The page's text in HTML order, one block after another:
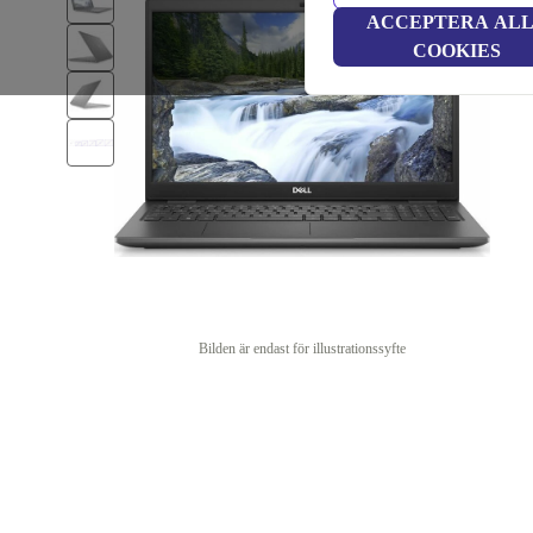
ACCEPTERA
COOKIES
Bilden är endast för illustrationssyfte